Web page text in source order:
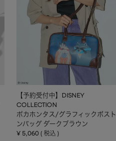
【予約受付中】DISNEY
COLLECTION
ポカホンタス/グラフィックボスト
ンバッグ ダークブラウン
¥ 5,060 税込